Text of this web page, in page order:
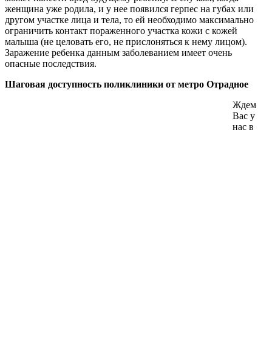
женщина уже родила, и у нее появился герпес на губах или
другом участке лица и тела, то ей необходимо максимально
ограничить контакт пораженного участка кожи с кожей
малыша (не целовать его, не прислоняться к нему лицом).
Заражение ребенка данным заболеванием имеет очень
опасные последствия.
Шаговая доступность поликлиники от метро Отрадное
Ждем
Вас у
нас в